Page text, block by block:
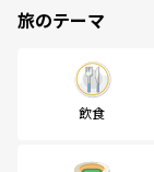
旅のテーマ
飲食